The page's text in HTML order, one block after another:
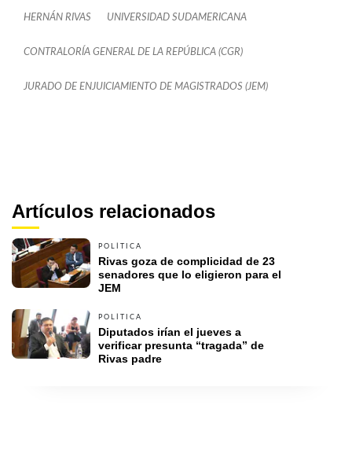
HERNÁN RIVAS UNIVERSIDAD SUDAMERICANA
CONTRALORÍA GENERAL DE LA REPÚBLICA (CGR)
JURADO DE ENJUICIAMIENTO DE MAGISTRADOS (JEM)
Artículos relacionados
POLÍTICA
Rivas goza de complicidad de 23
senadores que lo eligieron para el
JEM
POLÍTICA
Diputados irían el jueves a
verificar presunta “tragada” de
Rivas padre